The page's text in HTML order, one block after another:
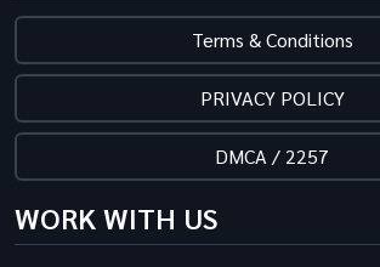
Terms & Conditions
PRIVACY POLICY
DMCA / 2257
WORK WITH US